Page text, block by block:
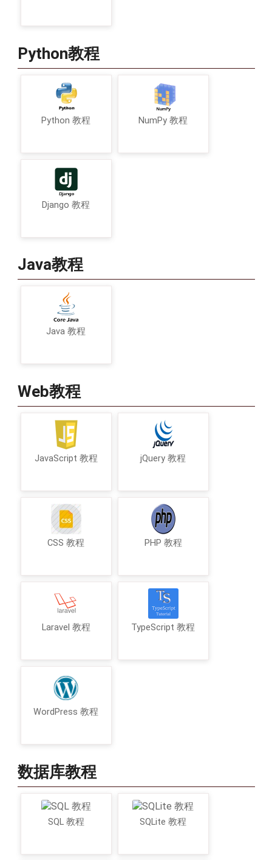
Python教程
Python 教程 NumPy 教程
Django 教程
Java教程
Java 教程
Web教程
JavaScript 教程 jQuery 教程
CSS 教程 PHP 教程
Laravel 教程 TypeScript 教程
WordPress 教程
数据库教程
SQL 教程 SQLite 教程